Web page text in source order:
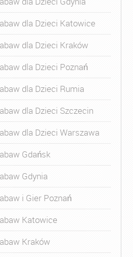
dla Dzieci Katowice
dla Dzieci Kraków
dla Dzieci Poznań
dla Dzieci Rumia
dla Dzieci Szczecin
dla Dzieci Warszawa
Gdańsk
Gdynia
i Gier Poznań
Katowice
Kraków